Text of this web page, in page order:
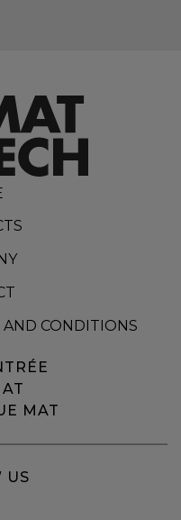
AND CONDITIONS
MAT
US